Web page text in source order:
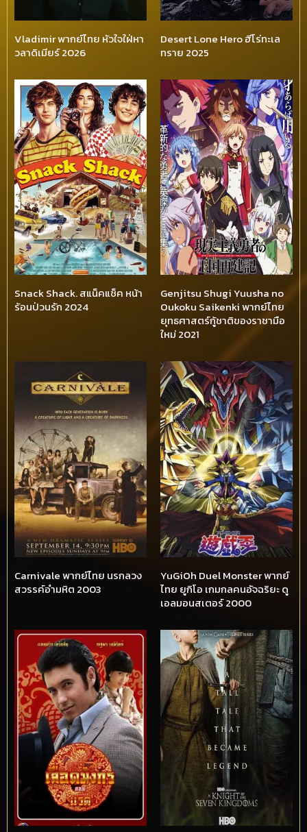
Vladimir พากย์ไทย หัวใจใฝ่หา
วลาดิเมียร์ 2026
Desert Lone Hero ฮีโร่ทะเล
ทราย 2025
Snack Shack. สแน็คแช็ค หน้า
ร้อนป่วนรัก 2024
Genjitsu Shugi Yuusha no
Oukoku Saikenki พากย์ไทย
ยุทธศาสตร์กู้ชาติของราชามือ
ใหม่ 2021
Carnivale พากย์ไทย นรกลวง
สวรรค์อำมหิต 2003
YuGiOh Duel Monster พากย์
ไทย ยูกิโอ เกมกลคนอัจฉริยะ ดู
เอลมอนสเตอร์ 2000